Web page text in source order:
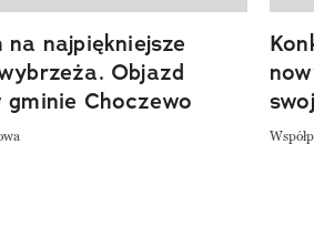
najpiękniejsze
Objazd
gminie Choczewo